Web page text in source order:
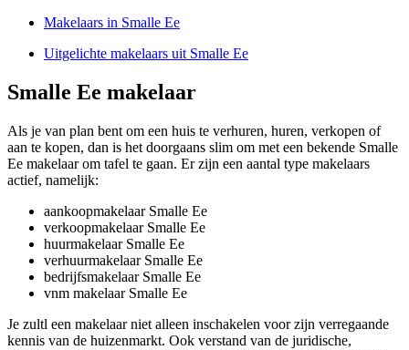
Makelaars in Smalle Ee
Uitgelichte makelaars uit Smalle Ee
Smalle Ee makelaar
Als je van plan bent om een huis te verhuren, huren, verkopen of
aan te kopen, dan is het doorgaans slim om met een bekende Smalle
Ee makelaar om tafel te gaan. Er zijn een aantal type makelaars
actief, namelijk:
aankoopmakelaar Smalle Ee
verkoopmakelaar Smalle Ee
huurmakelaar Smalle Ee
verhuurmakelaar Smalle Ee
bedrijfsmakelaar Smalle Ee
vnm makelaar Smalle Ee
Je zultl een makelaar niet alleen inschakelen voor zijn verregaande
kennis van de huizenmarkt. Ook verstand van de juridische,